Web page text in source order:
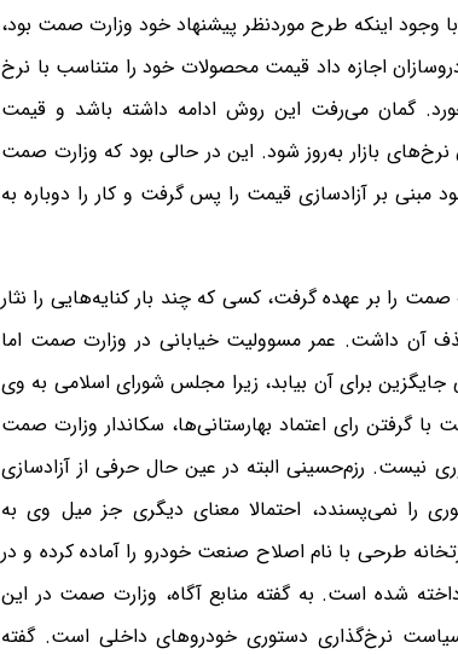
وجود اینکه طرح موردنظر پیشنهاد خود وزارت صمت بود،
وزارت صمت به خودروسازان اجازه داد قیمت محصولات خود را متناسب با نرخ
گمان می‌رفت این روش ادامه داشته باشد و قیمت
بازار به‌روز شود. این در حالی بود که وزارت صمت
بر آزادسازی قیمت را پس گرفت و کار را دوباره به
را بر عهده گرفت، کسی که چند بار کنایه‌هایی را نثار
آن داشت. عمر مسوولیت خیابانی در وزارت صمت اما
برای آن بیابد، زیرا مجلس شورای اسلامی به وی
با گرفتن رای اعتماد بهارستانی‌ها، سکاندار وزارت صمت
نیست. رزم‌حسینی البته در عین حال حرفی از آزادسازی
را نمی‌پسندد، احتمالا معنای دیگری جز میل وی به
طرحی با نام اصلاح صنعت خودرو را آماده کرده و در
شده است. به گفته منابع آگاه، وزارت صمت در این
نرخ‌گذاری دستوری خودروهای داخلی است. گفته